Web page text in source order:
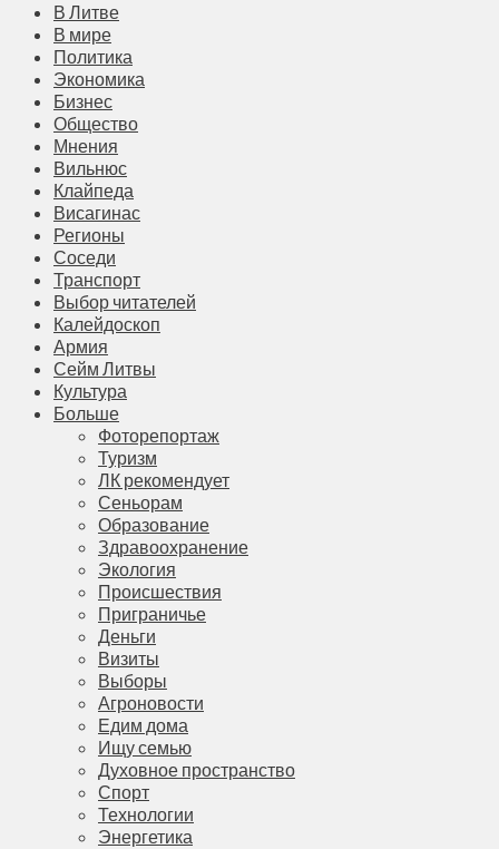
В Литве
В мире
Политика
Экономика
Бизнес
Общество
Мнения
Вильнюс
Клайпеда
Висагинас
Регионы
Соседи
Транспорт
Выбор читателей
Калейдоскоп
Армия
Сейм Литвы
Культура
Больше
Фоторепортаж
Туризм
ЛК рекомендует
Сеньорам
Образование
Здравоохранение
Экология
Происшествия
Приграничье
Деньги
Визиты
Выборы
Агроновости
Едим дома
Ищу семью
Духовное пространство
Спорт
Технологии
Энергетика